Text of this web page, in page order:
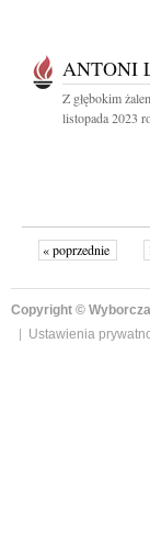
ANTONI
Z głębokim
listopada 2023
« poprzednie
Copyright ©
Ustawienia